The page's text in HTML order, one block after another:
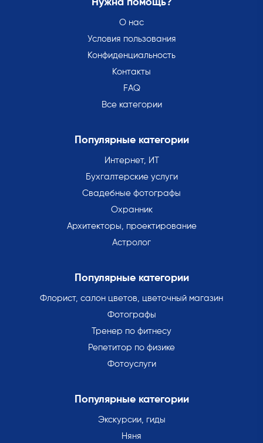
Нужна помощь?
О нас
Условия пользования
Конфиденциальность
Контакты
FAQ
Все категории
Популярные категории
Интернет, ИТ
Бухгалтерские услуги
Свадебные фотографы
Охранник
Архитекторы, проектирование
Астролог
Популярные категории
Флорист, салон цветов, цветочный магазин
Фотографы
Тренер по фитнесу
Репетитор по физике
Фотоуслуги
Популярные категории
Экскурсии, гиды
Няня